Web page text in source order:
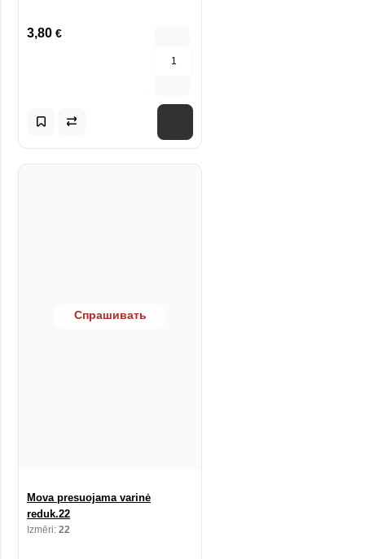
3,80 €
Спрашивать
Mova presuojama varinė
reduk.22
Izmēri: 22